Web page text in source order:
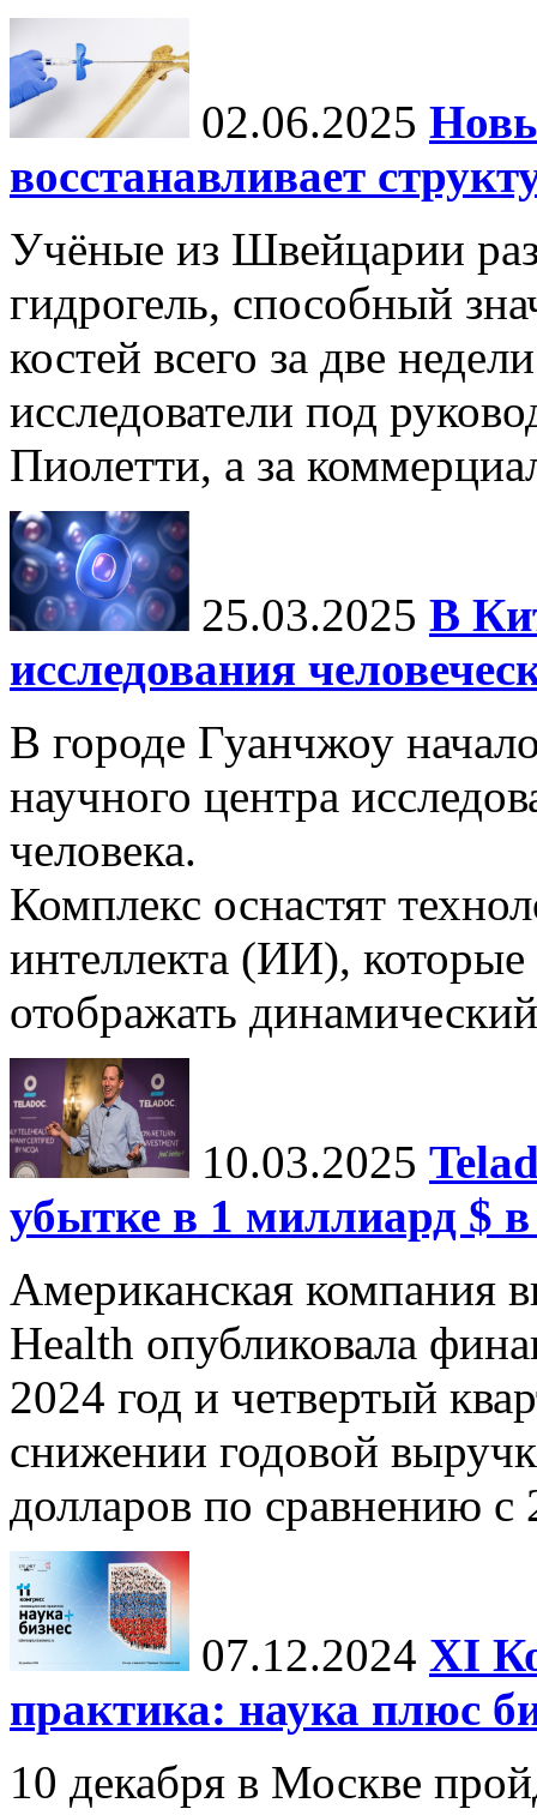
02.06.2025
восстанавливает
Учёные из Швейцарии
гидрогель, способный
костей всего за две
исследователи под
Пиолетти, а за
25.03.2025 В
исследования
В городе Гуанчжоу
научного центра
человека.
Комплекс оснастят
интеллекта (ИИ),
отображать
10.03.2025
убытке в 1 миллиард $ в
Американская компания
Health опубликовала
2024 год и четвертый
снижении годовой
долларов по сравнению с
07.12.2024 ХI
практика: наука плюс
10 декабря в Москве